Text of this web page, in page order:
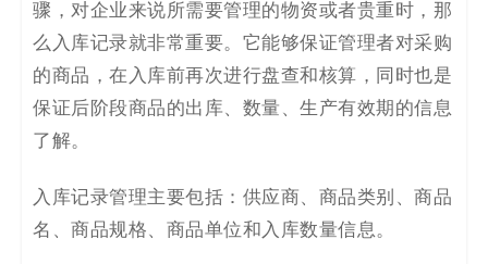
骤，对企业来说所需要管理的物资或者贵重时，那
么入库记录就非常重要。它能够保证管理者对采购
的商品，在入库前再次进行盘查和核算，同时也是
保证后阶段商品的出库、数量、生产有效期的信息
了解。
入库记录管理主要包括：供应商、商品类别、商品
名、商品规格、商品单位和入库数量信息。